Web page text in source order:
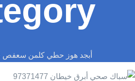
أبجد هوز حطي كلمن